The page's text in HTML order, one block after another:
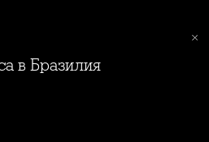
в Бразилия